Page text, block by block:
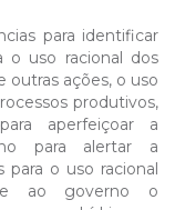
para identificar
o uso racional dos
outras ações, o uso
produtivos,
aperfeiçoar a
para alertar a
o uso racional
ao governo o